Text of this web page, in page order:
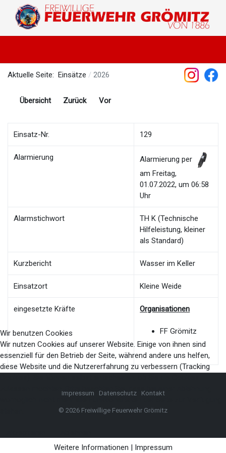
Aktuelle Seite: Einsätze 2026
Übersicht Zurück Vor
Einsatz-Nr. 129
Alarmierung
Alarmierung per
am Freitag,
01.07.2022, um 06:58
Uhr
Alarmstichwort
TH K (Technische
Hilfeleistung, kleiner
als Standard)
Kurzbericht Wasser im Keller
Einsatzort Kleine Weide
eingesetzte Kräfte Organisationen
FF Grömitz
Impressum Datenschutz Kontakt
© 2026 Freiwillige Feuerwehr Grömitz
Wir benutzen Cookies
Wir nutzen Cookies auf unserer Website. Einige von ihnen sind
essenziell für den Betrieb der Seite, während andere uns helfen,
diese Website und die Nutzererfahrung zu verbessern (Tracking
zulassen möchten. Bitte beachten Sie, dass bei einer Ablehnung
womöglich nicht mehr alle Funktionalitäten der Seite zur Verfügung
Weitere Informationen | Impressum